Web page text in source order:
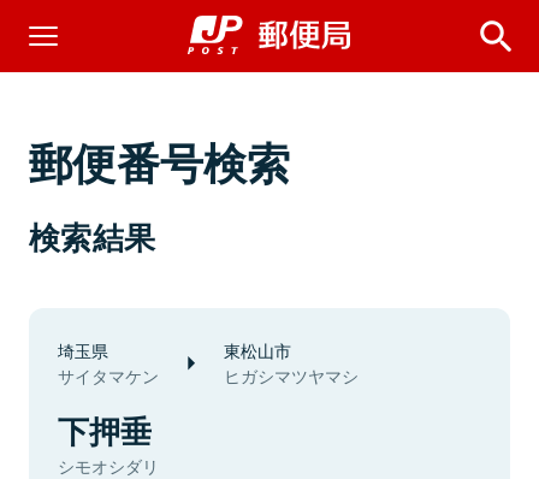
郵便番号検索
検索結果
埼玉県
サイタマケン
東松山市
ヒガシマツヤマシ
下押垂
シモオシダリ